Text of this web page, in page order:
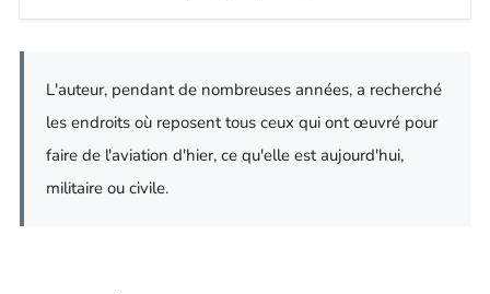
L'auteur, pendant de nombreuses années, a recherché
les endroits où reposent tous ceux qui ont œuvré pour
faire de l'aviation d'hier, ce qu'elle est aujourd'hui,
militaire ou civile.